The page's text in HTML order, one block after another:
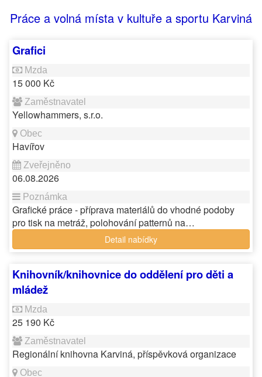
Práce a volná místa v kultuře a sportu Karviná
Grafici
15 000 Kč
Yellowhammers, s.r.o.
Havířov
06.08.2026
Grafické práce - příprava materiálů do vhodné podoby
pro tisk na metráž, polohování patternů na…
Detail nabídky
Knihovník/knihovnice do oddělení pro děti a
mládež
25 190 Kč
Regionální knihovna Karviná, příspěvková organizace